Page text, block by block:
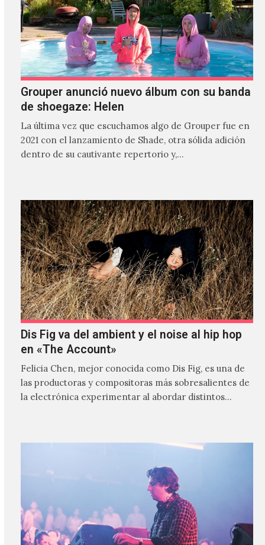
Grouper anunció nuevo álbum con su banda
de shoegaze: Helen
La última vez que escuchamos algo de Grouper fue en
2021 con el lanzamiento de Shade, otra sólida adición
dentro de su cautivante repertorio y,…
Dis Fig va del ambient y el noise al hip hop
en «The Account»
Felicia Chen, mejor conocida como Dis Fig, es una de
las productoras y compositoras más sobresalientes de
la electrónica experimentar al abordar distintos